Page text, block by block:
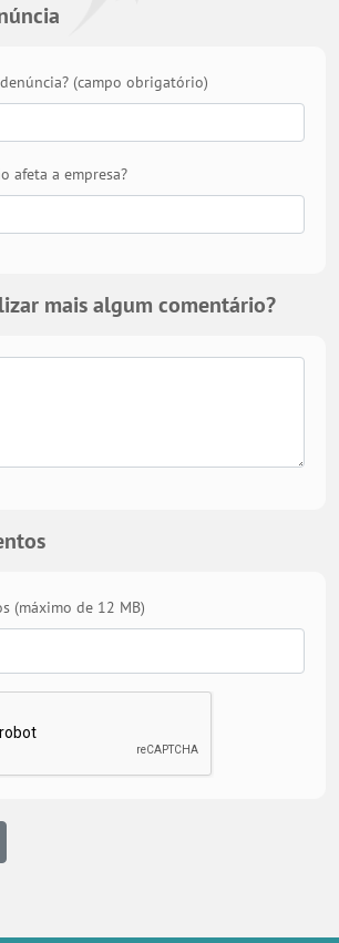
(campo obrigatório)
afeta a empresa?
mais algum comentário?
(máximo de 12 MB)